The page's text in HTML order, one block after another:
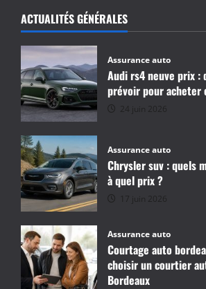
ACTUALITÉS GÉNÉRALES
Assurance auto
Audi rs4 neuve prix :
prévoir pour
24 juin 2026
Assurance auto
Chrysler suv : quels
à quel prix ?
17 juin 2026
Assurance auto
Courtage auto
choisir un courtier
Bordeaux